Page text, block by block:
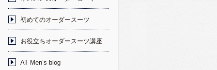
初めてのオーダースーツ
お役立ちオーダースーツ講座
AT Men’s blog